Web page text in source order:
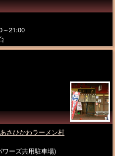
～21:00
さひかわラーメン村
ーズ共用駐車場)